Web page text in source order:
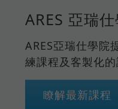
ARES 亞瑞
ARES亞瑞仕學院
練課程及客製化的
瞭解最新課程